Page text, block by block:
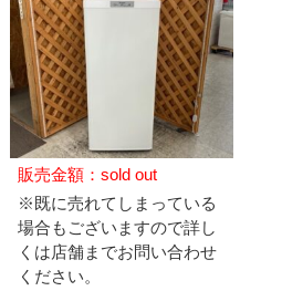
販売金額：sold out
※既に売れてしまっている
場合もございますので詳し
くは店舗までお問い合わせ
ください。